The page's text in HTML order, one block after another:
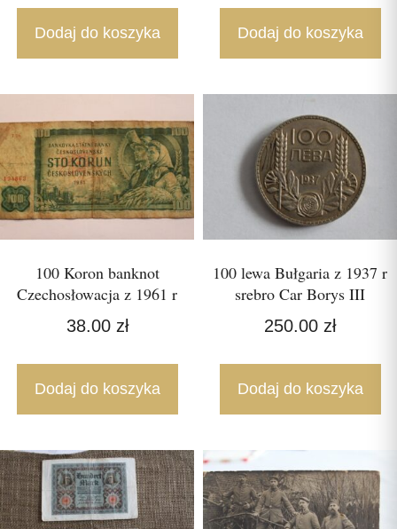
Dodaj do koszyka Dodaj do koszyka
100 Koron banknot
Czechosłowacja z 1961 r
38.00 zł
Dodaj do koszyka
100 lewa Bułgaria z 1937 r
srebro Car Borys III
250.00 zł
Dodaj do koszyka